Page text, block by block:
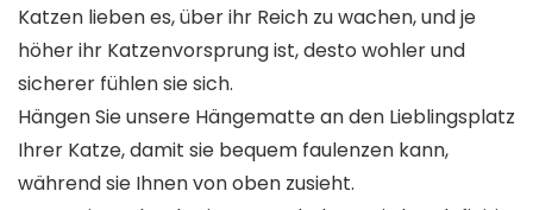
Katzen lieben es, über ihr Reich zu wachen, und je
höher ihr Katzenvorsprung ist, desto wohler und
sicherer fühlen sie sich.
Hängen Sie unsere Hängematte an den Lieblingsplatz
Ihrer Katze, damit sie bequem faulenzen kann,
während sie Ihnen von oben zusieht.